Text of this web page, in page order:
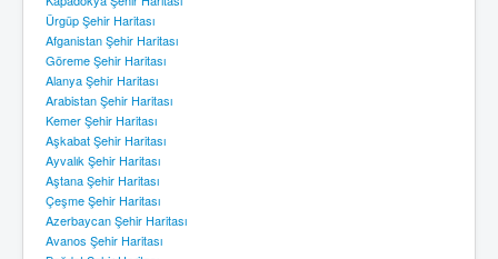
Ürgüp Şehir Haritası
Afganistan Şehir Haritası
Göreme Şehir Haritası
Alanya Şehir Haritası
Arabistan Şehir Haritası
Kemer Şehir Haritası
Aşkabat Şehir Haritası
Ayvalık Şehir Haritası
Aştana Şehir Haritası
Çeşme Şehir Haritası
Azerbaycan Şehir Haritası
Avanos Şehir Haritası